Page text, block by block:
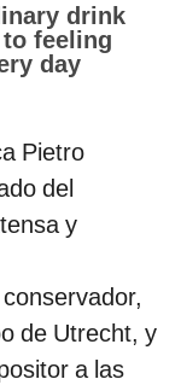
Pietro
del
y
de Utrecht, y
a las